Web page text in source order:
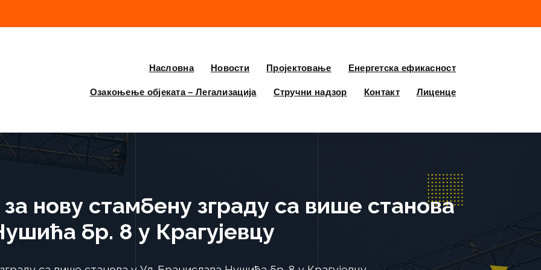
Насловна Новости Пројектовање Енергетска ефикасност
Озакоњење објеката – Легализација Стручни надзор Контакт Лиценце
нову стамбену зграду са више станова
бр. 8 у Крагујевцу